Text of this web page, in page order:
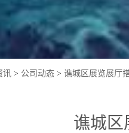
讯 > 公司动态 > 谯城区展览展厅
谯城区